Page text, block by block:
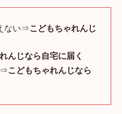
ない⇒こどもちゃれんじ
んじなら自宅に届く
⇒こどもちゃれんじなら